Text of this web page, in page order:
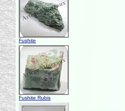
Fushite
Fushite Rubis